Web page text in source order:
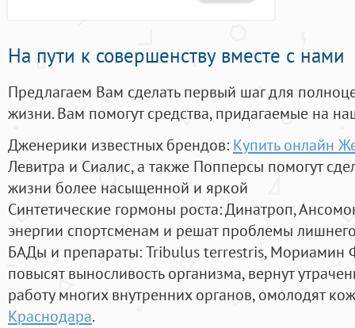
На пути к совершенству вместе с нами
Предлагаем Вам сделать первый шаг для
жизни. Вам помогут средства, придагаемые на
Дженерики известных брендов: Купить онлайн
Левитра и Сиалис, а также Попперсы помогут
жизни более насыщенной и яркой
Синтетические гормоны роста: Динатроп,
энергии спортсменам и решат проблемы
БАДы и препараты:Tribulus terrestris, Мориамин
повысят выносливость организма, вернут
работу многих внутренних органов, омолодят
Краснодара.